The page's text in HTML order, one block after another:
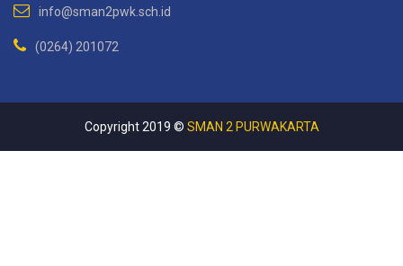
info@sman2pwk.sch.id
(0264) 201072
Copyright 2019 © SMAN 2 PURWAKARTA